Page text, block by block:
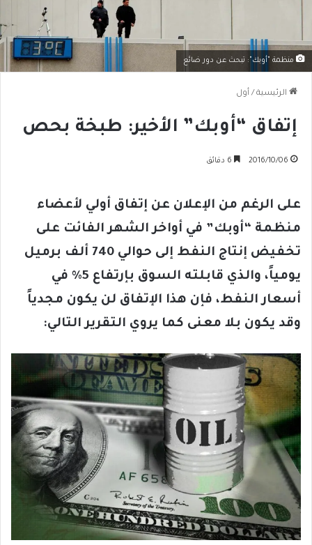
منظمة "أوبك": تبحث عن دور ضائع
الرئيسية / أول
إتفاق “أوبك” الأخير: طبخة بحص
2016/10/06
على الرغم من الإعلان عن إتفاق أولي لأعضاء
منظمة “أوبك” في أواخر الشهر الفائت على
تخفيض إنتاج النفط إلى حوالي 740 ألف برميل
يومياً، والذي قابلته السوق بإرتفاع 5% في
أسعار النفط، فإن هذا الإتفاق لن يكون مجدياً
وقد يكون بلا معنى كما يروي التقرير التالي: